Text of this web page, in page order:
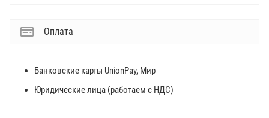
Оплата
Банковские карты UnionPay, Мир
Юридические лица (работаем с НДС)